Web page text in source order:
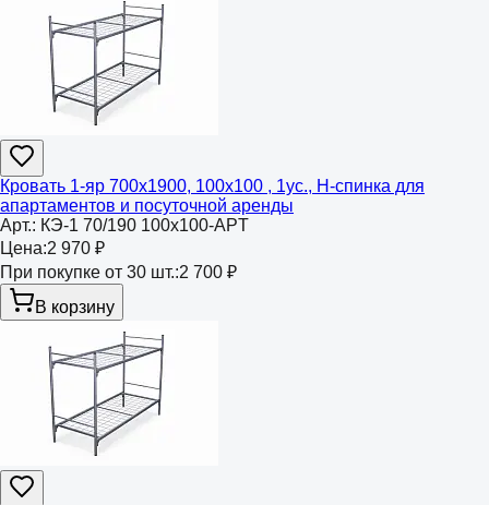
Кровать 1-яр 700х1900, 100х100 , 1ус., Н-спинка для
апартаментов и посуточной аренды
Арт.: КЭ-1 70/190 100х100-APT
Цена:2 970 ₽
При покупке от 30 шт.:2 700 ₽
В корзину